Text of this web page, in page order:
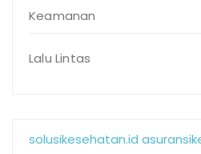
Keamanan
Lalu Lintas
solusikesehatan.id